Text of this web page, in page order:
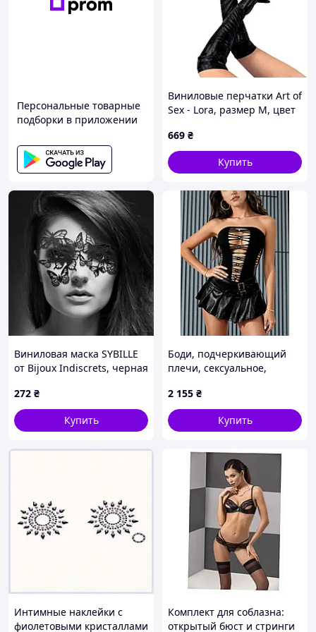
Персональные товарные
подборки в приложении
Виниловые перчатки Art of
Sex - Lora, размер M, цвет
мокрого бархата
669 ₴
Купить
Виниловая маска SYBILLE
от Bijoux Indiscrets, черная
272 ₴
Купить
Боди, подчеркивающий
плечи, сексуальное,
2 155 ₴
Купить
Интимные наклейки с
фиолетовыми кристаллами
Комплект для соблазна:
открытый бюст и стринги